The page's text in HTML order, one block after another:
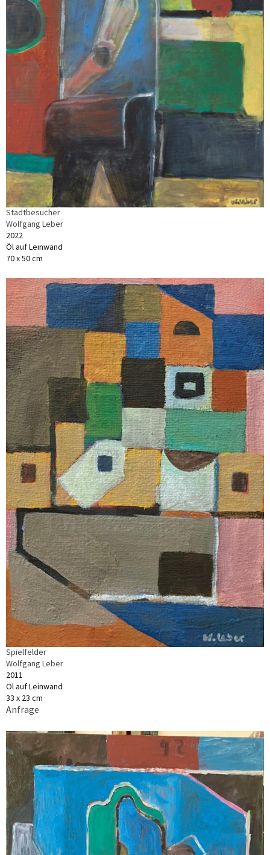
Stadtbesucher
Wolfgang Leber
2022
Öl auf Leinwand
70 x 50 cm
Spielfelder
Wolfgang Leber
2011
Öl auf Leinwand
33 x 23 cm
Anfrage